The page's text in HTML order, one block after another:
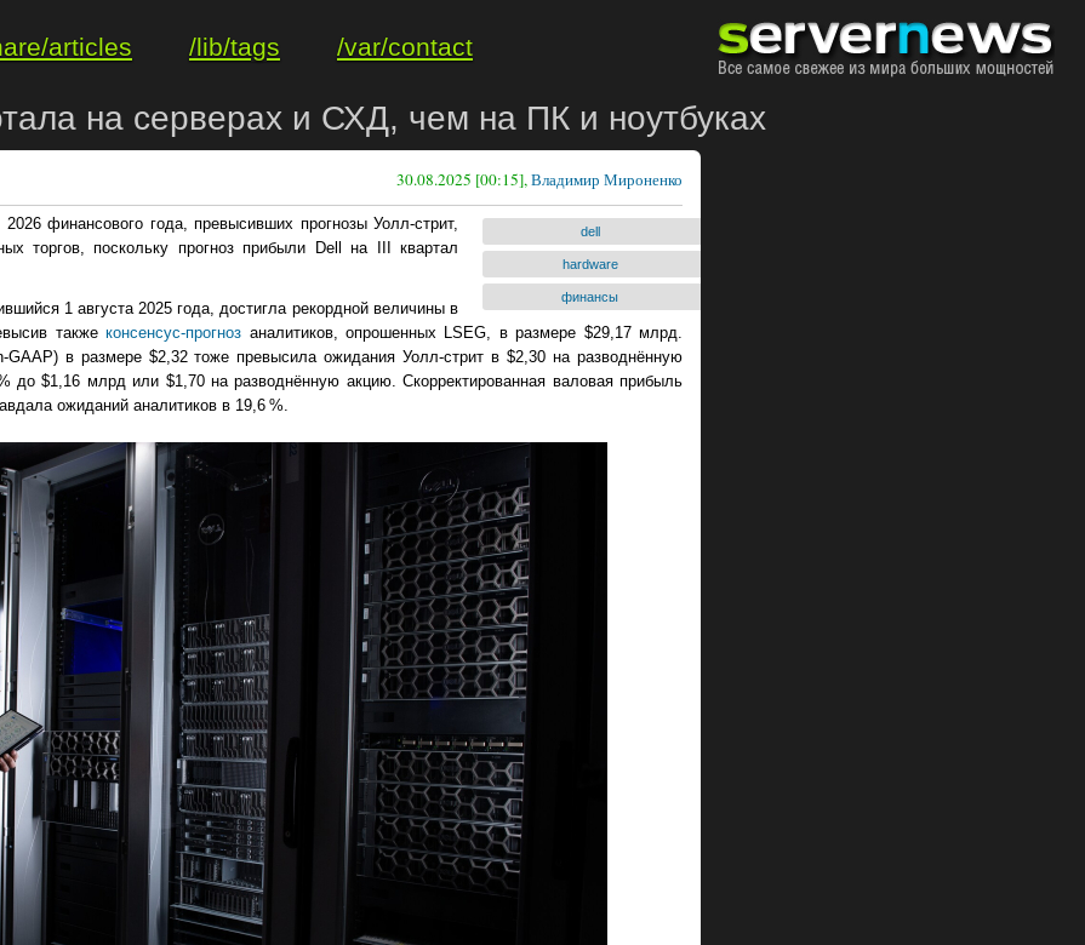
articles /lib/tags /var/contact
на серверах и СХД, чем на ПК и ноутбуках
30.08.2025 [00:15],Владимир Мироненко
dell
hardware
финансы
финансового года, превысивших прогнозы Уолл-стрит,
торгов, поскольку прогноз прибыли Dell на III квартал
1 августа 2025 года, достигла рекордной величины в
такжеконсенсус-прогноз аналитиков, опрошенных LSEG, в размере $29,17 млрд.
GAAP) в размере $2,32 тоже превысила ожидания Уолл-стрит в $2,30 на разводнённую
до $1,16 млрд или $1,70 на разводнённую акцию. Скорректированная валовая прибыль
ожиданий аналитиков в 19,6 %.